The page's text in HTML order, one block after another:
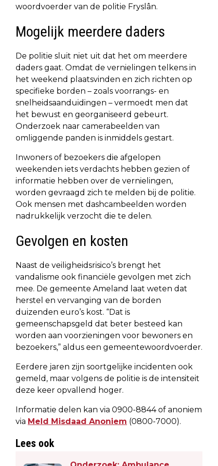
woordvoerder van de politie Fryslân.
Mogelijk meerdere daders
De politie sluit niet uit dat het om meerdere
daders gaat. Omdat de vernielingen telkens in
het weekend plaatsvinden en zich richten op
specifieke borden – zoals voorrangs- en
snelheidsaanduidingen – vermoedt men dat
het bewust en georganiseerd gebeurt.
Onderzoek naar camerabeelden van
omliggende panden is inmiddels gestart.
Inwoners of bezoekers die afgelopen
weekenden iets verdachts hebben gezien of
informatie hebben over de vernielingen,
worden gevraagd zich te melden bij de politie.
Ook mensen met dashcambeelden worden
nadrukkelijk verzocht die te delen.
Gevolgen en kosten
Naast de veiligheidsrisico’s brengt het
vandalisme ook financiële gevolgen met zich
mee. De gemeente Ameland laat weten dat
herstel en vervanging van de borden
duizenden euro’s kost. “Dat is
gemeenschapsgeld dat beter besteed kan
worden aan voorzieningen voor bewoners en
bezoekers,” aldus een gemeentewoordvoerder.
Eerdere jaren zijn soortgelijke incidenten ook
gemeld, maar volgens de politie is de intensiteit
deze keer opvallend hoger.
Informatie delen kan via 0900-8844 of anoniem
via Meld Misdaad Anoniem (0800-7000).
Lees ook